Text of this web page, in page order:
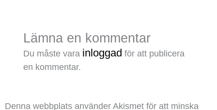
Lämna en kommentar
Du måste vara inloggad för att publicera
en kommentar.
Denna webbplats använder Akismet för att minska